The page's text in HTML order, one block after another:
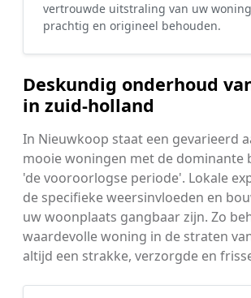
vertrouwde uitstraling van uw
prachtig en origineel behouden.
Deskundig onderhoud
in zuid-holland
In Nieuwkoop staat een gevarieerd
mooie woningen met de dominante
'de vooroorlogse periode'. Lokale
de specifieke weersinvloeden en
uw woonplaats gangbaar zijn. Zo
waardevolle woning in de straten
altijd een strakke, verzorgde en